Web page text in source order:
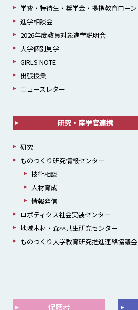
学費・特待生・奨学金・提携教育ローン
進学相談会
2026年度教員対象進学説明会
大学個別見学
GIRLS NOTE
出張授業
ニュースレター
研究・産学官連携
研究
ものつくり研究情報センター
技術相談
人材育成
情報発信
ロボティクス社会実装センター
地域木材・森林共生研究センター
ものつくり大学教育研究推進連絡協議会
保護者